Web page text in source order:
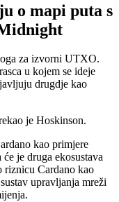
o mapi puta s
za izvorni UTXO.
u kojem se ideje
drugdje kao
je Hoskinson.
kao primjere
je druga ekosustava
riznicu Cardano kao
upravljanja mreži